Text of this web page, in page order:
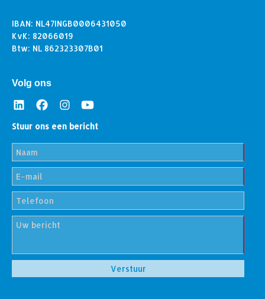
IBAN: NL47INGB0006431050
KvK: 82066019
Btw: NL 862323307B01
Volg ons
Stuur ons een bericht